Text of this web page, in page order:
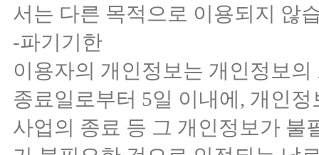
서는 다른 목적으로 이용되지 않
-파기기한
이용자의 개인정보는 개인정보
종료일로부터 5일 이내에, 개인
사업의 종료 등 그 개인정보가 불